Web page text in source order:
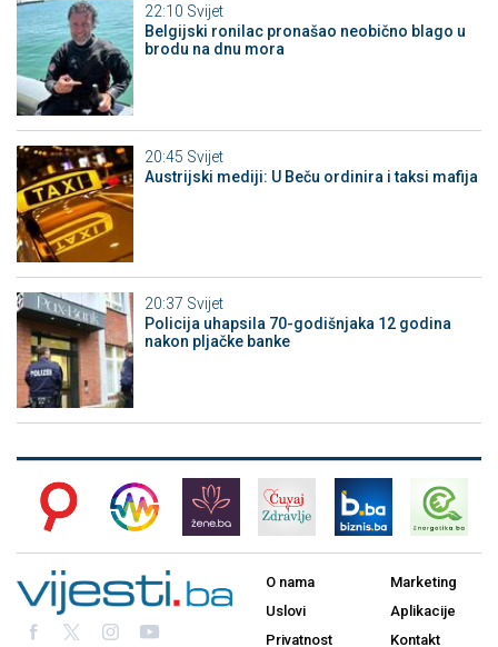
22:10 Svijet
Belgijski ronilac pronašao neobično blago u
brodu na dnu mora
20:45 Svijet
Austrijski mediji: U Beču ordinira i taksi mafija
20:37 Svijet
Policija uhapsila 70-godišnjaka 12 godina
nakon pljačke banke
O nama
Uslovi
Privatnost
Marketing
Aplikacije
Kontakt